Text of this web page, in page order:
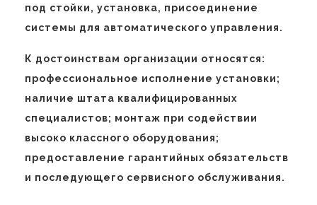
под стойки, установка, присоединение
системы для автоматического управления.
К достоинствам организации относятся:
профессиональное исполнение установки;
наличие штата квалифицированных
специалистов; монтаж при содействии
высоко классного оборудования;
предоставление гарантийных обязательств
и последующего сервисного обслуживания.